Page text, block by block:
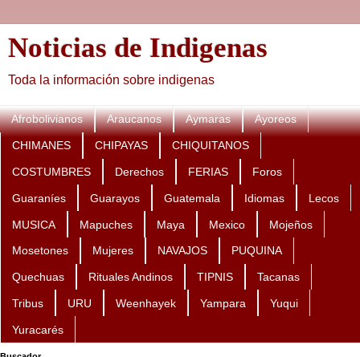
Noticias de Indigenas
Toda la información sobre indigenas
Afrobolivianos Araucanos Aymaras Ayoreos
CHIMANES CHIPAYAS CHIQUITANOS
COSTUMBRES Derechos FERIAS Foros
Guaraníes Guarayos Guatemala Idiomas Lecos
MUSICA Mapuches Maya Mexico Mojeños
Mosetones Mujeres NAVAJOS PUQUINA
Quechuas Rituales Andinos TIPNIS Tacanas
Tribus URU Weenhayek Yampara Yuqui
Yuracarés